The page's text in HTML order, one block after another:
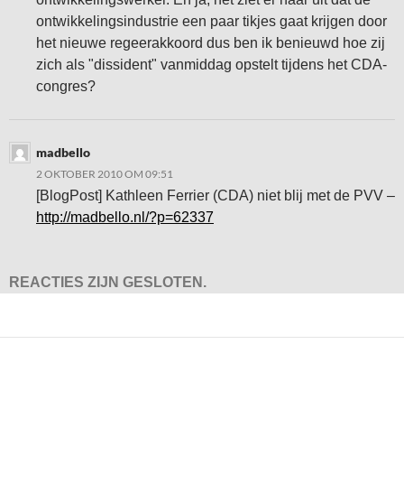
ontwikkelingsindustrie een paar tikjes gaat krijgen door
het nieuwe regeerakkoord dus ben ik benieuwd hoe zij
zich als "dissident" vanmiddag opstelt tijdens het CDA-
congres?
madbello
2 OKTOBER 2010 OM 09:51
[BlogPost] Kathleen Ferrier (CDA) niet blij met de PVV –
http://madbello.nl/?p=62337
REACTIES ZIJN GESLOTEN.